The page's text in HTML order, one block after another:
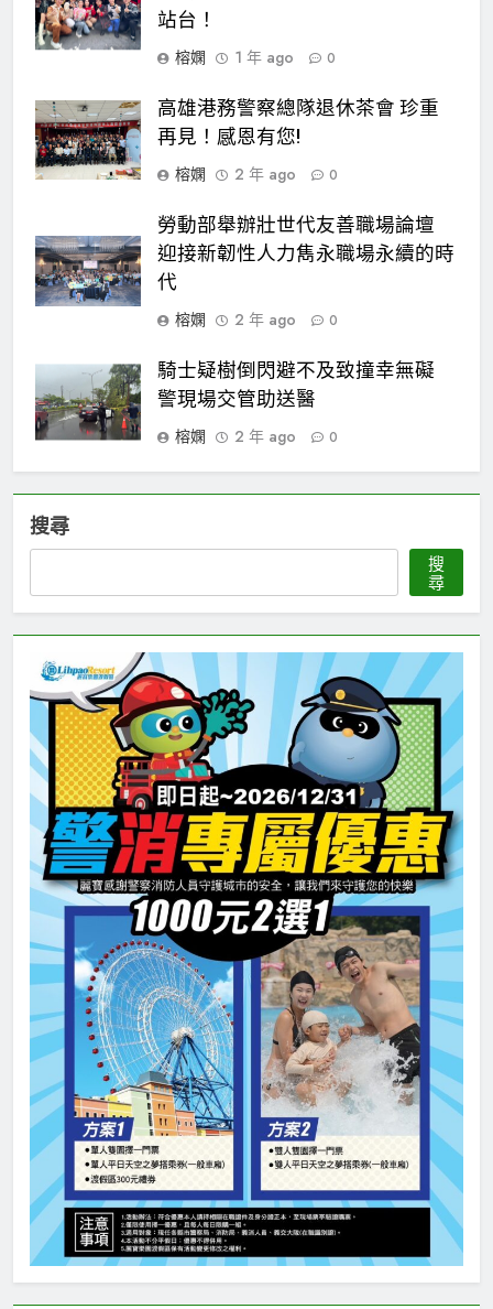
站台！
榕嫻
1 年 ago 0
高雄港務警察總隊退休茶會 珍重
再見！感恩有您!
榕嫻
2 年 ago 0
勞動部舉辦壯世代友善職場論壇
迎接新韌性人力雋永職場永續的時
代
榕嫻
2 年 ago 0
騎士疑樹倒閃避不及致撞幸無礙
警現場交管助送醫
榕嫻
2 年 ago 0
搜尋
搜
尋